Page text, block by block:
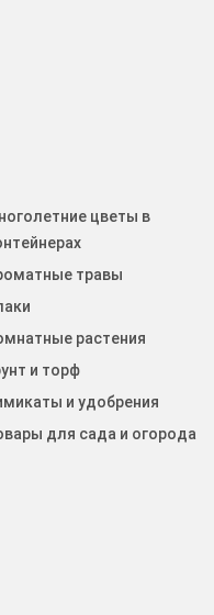
цветы в
травы
растения
и торф
и удобрения
для сада и огорода